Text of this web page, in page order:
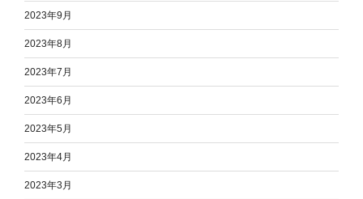
2023年9月
2023年8月
2023年7月
2023年6月
2023年5月
2023年4月
2023年3月